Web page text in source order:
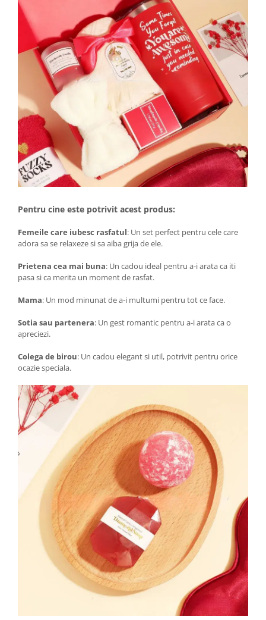
Pentru cine este potrivit acest produs:
Femeile care iubesc rasfatul: Un set perfect pentru cele care
adora sa se relaxeze si sa aiba grija de ele.
Prietena cea mai buna: Un cadou ideal pentru a-i arata ca iti
pasa si ca merita un moment de rasfat.
Mama: Un mod minunat de a-i multumi pentru tot ce face.
Sotia sau partenera: Un gest romantic pentru a-i arata ca o
apreciezi.
Colega de birou: Un cadou elegant si util, potrivit pentru orice
ocazie speciala.